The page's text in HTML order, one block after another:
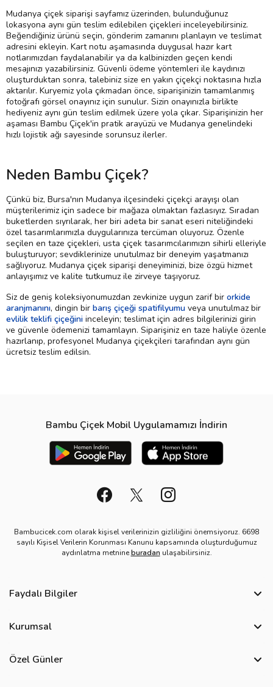
Mudanya çiçek siparişi sayfamız üzerinden, bulunduğunuz
lokasyona aynı gün teslim edilebilen çiçekleri inceleyebilirsiniz.
Beğendiğiniz ürünü seçin, gönderim zamanını planlayın ve teslimat
adresini ekleyin. Kart notu aşamasında duygusal hazır kart
notlarımızdan faydalanabilir ya da kalbinizden geçen kendi
mesajınızı yazabilirsiniz. Güvenli ödeme yöntemleri ile kaydınızı
oluşturduktan sonra, talebiniz size en yakın çiçekçi noktasına hızla
aktarılır. Kuryemiz yola çıkmadan önce, siparişinizin tamamlanmış
fotoğrafı görsel onayınız için sunulur. Sizin onayınızla birlikte
hediyeniz aynı gün teslim edilmek üzere yola çıkar. Siparişinizin her
aşaması Bambu Çiçek'in pratik arayüzü ve Mudanya genelindeki
hızlı lojistik ağı sayesinde sorunsuz ilerler.
Neden Bambu Çiçek?
Çünkü biz, Bursa'nın Mudanya ilçesindeki çiçekçi arayışı olan
müşterilerimiz için sadece bir mağaza olmaktan fazlasıyız. Sıradan
buketlerden sıyrılarak, her biri adeta bir sanat eseri niteliğindeki
özel tasarımlarımızla duygularınıza tercüman oluyoruz. Özenle
seçilen en taze çiçekleri, usta çiçek tasarımcılarımızın sihirli elleriyle
buluşturuyor; sevdiklerinize unutulmaz bir deneyim yaşatmanızı
sağlıyoruz. Mudanya çiçek siparişi deneyiminizi, bize özgü hizmet
anlayışımız ve kalite tutkumuz ile zirveye taşıyoruz.
Siz de geniş koleksiyonumuzdan zevkinize uygun zarif bir orkide
aranjmanını, dingin bir barış çiçeği spatifilyumu veya unutulmaz bir
evlilik teklifi çiçeğini inceleyin; teslimat için adres bilgilerinizi girin
ve güvenle ödemenizi tamamlayın. Siparişiniz en taze haliyle özenle
hazırlanıp, profesyonel Mudanya çiçekçileri tarafından aynı gün
ücretsiz teslim edilsin.
Bambu Çiçek Mobil Uygulamamızı İndirin
Bambucicek.com olarak kişisel verilerinizin gizliliğini önemsiyoruz. 6698
sayılı Kişisel Verilerin Korunması Kanunu kapsamında oluşturduğumuz
aydınlatma metnineburadan ulaşabilirsiniz.
Faydalı Bilgiler
Site Haritası
Kurumsal
Özel Günler